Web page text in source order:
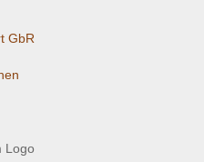
GbR